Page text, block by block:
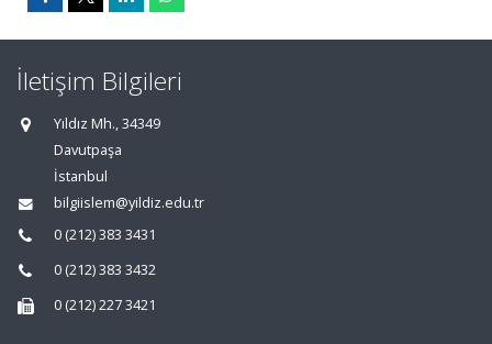
İletişim Bilgileri
Yıldız Mh., 34349
Davutpaşa
İstanbul
bilgiislem@yildiz.edu.tr
0 (212) 383 3431
0 (212) 383 3432
0 (212) 227 3421